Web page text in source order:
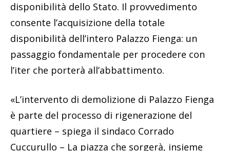
disponibilità dello Stato. Il provvedimento
consente l’acquisizione della totale
disponibilità dell’intero Palazzo Fienga: un
passaggio fondamentale per procedere con
l’iter che porterà all’abbattimento.
«L’intervento di demolizione di Palazzo Fienga
è parte del processo di rigenerazione del
quartiere – spiega il sindaco Corrado
Cuccurullo – La piazza che sorgerà, insieme